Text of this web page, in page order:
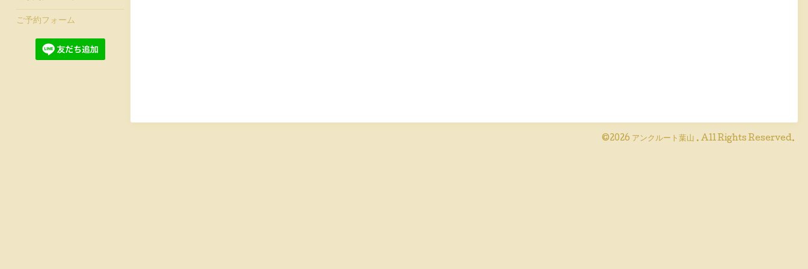
©2026 アンクルート葉山 . All Rights Reserved.
ご予約フォーム